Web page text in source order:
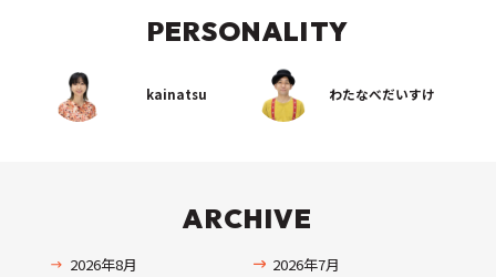
PERSONALITY
kainatsu わたなべだいすけ
ARCHIVE
2026年8月
2026年7月